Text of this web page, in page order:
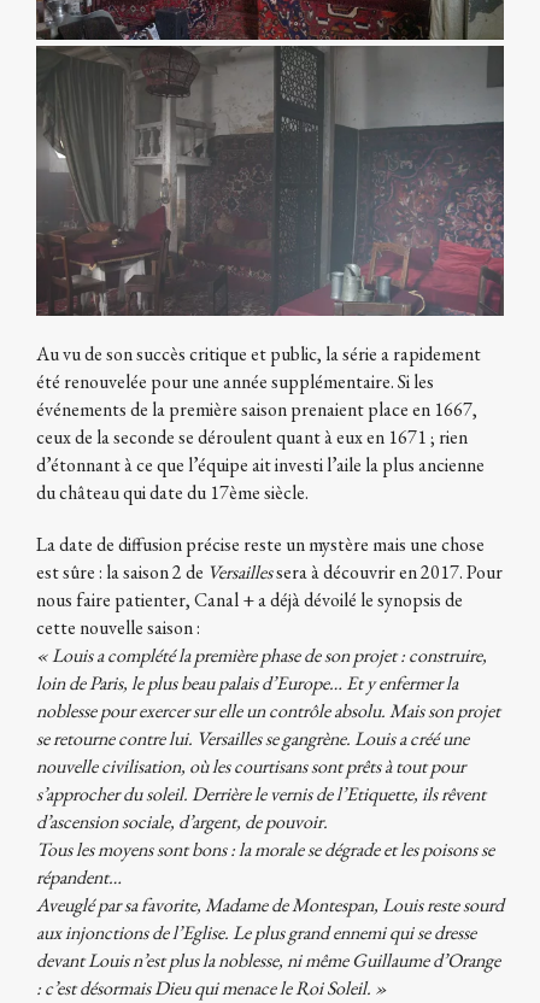
Au vu de son succès critique et public, la série a rapidement
été renouvelée pour une année supplémentaire. Si les
événements de la première saison prenaient place en 1667,
ceux de la seconde se déroulent quant à eux en 1671 ; rien
d’étonnant à ce que l’équipe ait investi l’aile la plus ancienne
du château qui date du 17ème siècle.
La date de diffusion précise reste un mystère mais une chose
est sûre : la saison 2 de Versaillessera à découvrir en 2017. Pour
nous faire patienter, Canal + a déjà dévoilé le synopsis de
cette nouvelle saison :
« Louis a complété la première phase de son projet : construire,
loin de Paris, le plus beau palais d’Europe… Et y enfermer la
noblesse pour exercer sur elle un contrôle absolu. Mais son projet
se retourne contre lui. Versailles se gangrène. Louis a créé une
nouvelle civilisation, où les courtisans sont prêts à tout pour
s’approcher du soleil. Derrière le vernis de l’Etiquette, ils rêvent
d’ascension sociale, d’argent, de pouvoir.
Tous les moyens sont bons : la morale se dégrade et les poisons se
répandent…
Aveuglé par sa favorite, Madame de Montespan, Louis reste sourd
aux injonctions de l’Eglise. Le plus grand ennemi qui se dresse
devant Louis n’est plus la noblesse, ni même Guillaume d’Orange
: c’est désormais Dieu qui menace le Roi Soleil. »